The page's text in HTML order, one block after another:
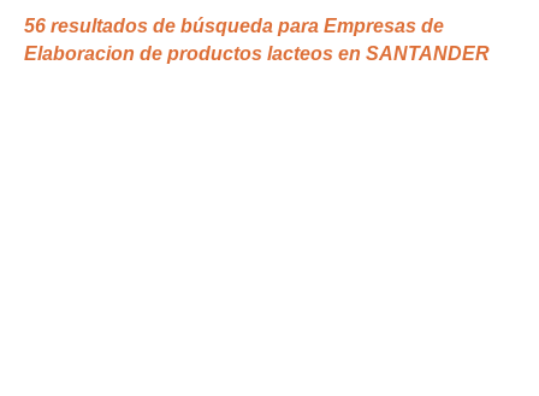
56 resultados de búsqueda para Empresas de
Elaboracion de productos lacteos en SANTANDER